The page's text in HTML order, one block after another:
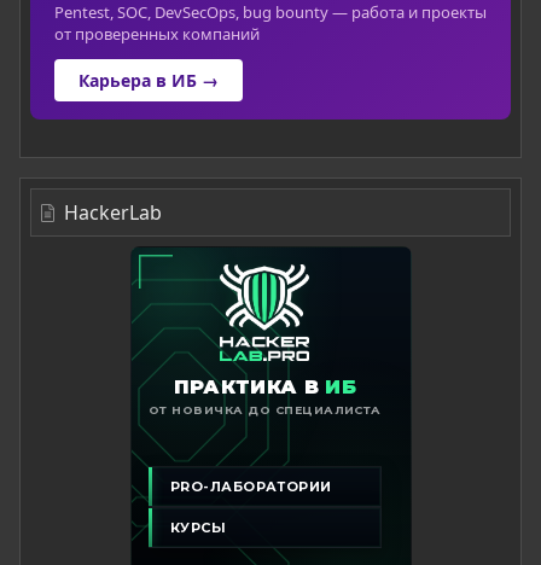
Pentest, SOC, DevSecOps, bug bounty — работа и проекты
от проверенных компаний
Карьера в ИБ →
HackerLab